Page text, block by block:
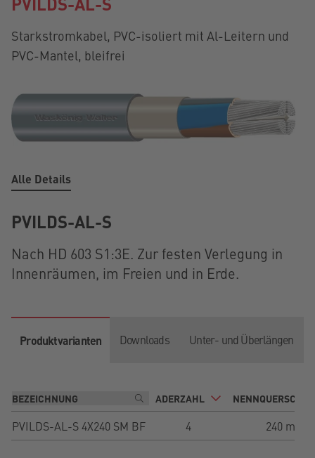
Starkstromkabel, PVC-isoliert mit Al-Leitern und
PVC-Mantel, bleifrei
Alle Details
PVILDS-AL-S
Nach HD 603 S1:3E. Zur festen Verlegung in
Innenräumen, im Freien und in Erde.
Produktvarianten Downloads Unter- und Überlängen
ADERZAHL
PVILDS-AL-S 4X240 SM BF 4 240 mm²